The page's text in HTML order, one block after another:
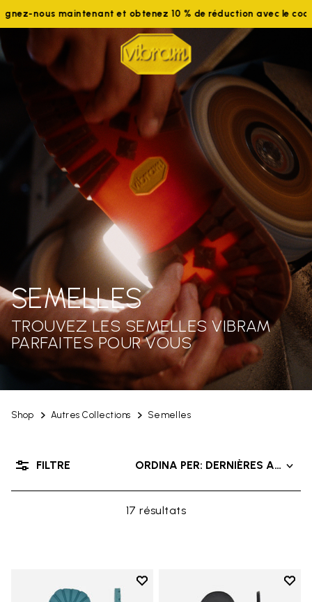
maintenant et obtenez 10 % de réduction avec le code
Shop Autres Collections Semelles
SEMELLES
TROUVEZ LES SEMELLES VIBRAM
PARFAITES POUR VOUS
17 résultats
ORDINA PER: DERNIÈRES
FILTRE
Add to wishlist
Add to wishlist Roccia Newflex
Add